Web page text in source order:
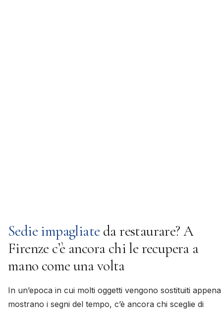
Sedie impagliate da restaurare? A
Firenze c’è ancora chi le recupera a
mano come una volta
In un’epoca in cui molti oggetti vengono sostituiti appena
mostrano i segni del tempo, c’è ancora chi sceglie di